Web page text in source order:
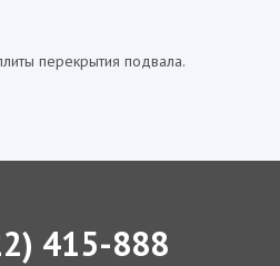
перекрытия подвала.
415-888